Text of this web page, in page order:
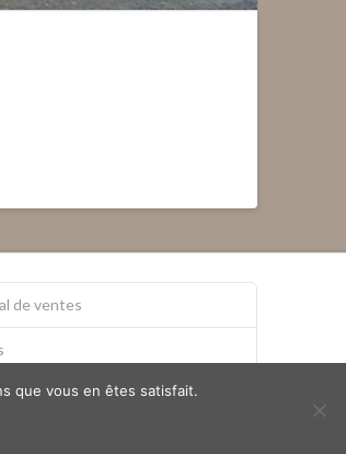
de ventes
que vous en êtes satisfait.